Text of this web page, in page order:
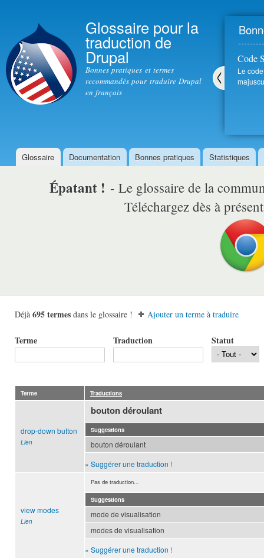
Glossaire pour la
traduction de
Drupal
Bonnes pratiques et termes
recommandés pour traduire Drupal
en français
Code
Le
Menu principal
Glossaire Documentation Bonnes pratiques Statistiques
Épatant ! - Le glossaire de la
Téléchargez dès à
Déjà 695 termes dans le glossaire ! Ajouter un terme à traduire
Terme Traduction Statut
Terme Traductions
drop-down button
Lien
bouton déroulant
Suggestions
bouton déroulant
» Suggérer une traduction !
view modes
Lien
Pas de traduction...
Suggestions
mode de visualisation
modes de visualisation
» Suggérer une traduction !